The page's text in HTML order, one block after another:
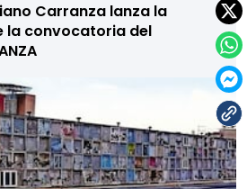
Carranza lanza la
la convocatoria del